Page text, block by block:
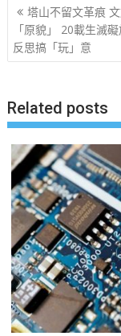
文
章
导
塔山不留文革痕
「原貌」 20載生滅
反思搞「玩」意
Related posts